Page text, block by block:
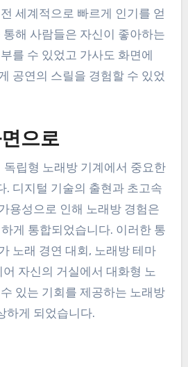
세계적으로 빠르게 인기를 얻
해 사람들은 자신이 좋아하는
를 수 있었고 가사도 화면에
공연의 스릴을 경험할 수 있었
으로
독립형 노래방 기계에서 중요한
. 디지털 기술의 출현과 초고속
용성으로 인해 노래방 경험은
게 통합되었습니다. 이러한 통
노래 경연 대회, 노래방 테마
자신의 거실에서 대화형 노
있는 기회를 제공하는 노래방
하게 되었습니다.